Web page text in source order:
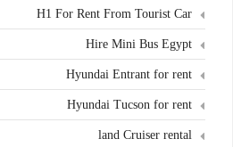
H1 For Rent From Tourist Car
Hire Mini Bus Egypt
Hyundai Entrant for rent
Hyundai Tucson for rent
land Cruiser rental